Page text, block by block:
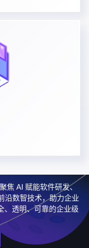
焦 AI 赋能软件研发、
沿数智技术，助力企业
、透明、可靠的企业级